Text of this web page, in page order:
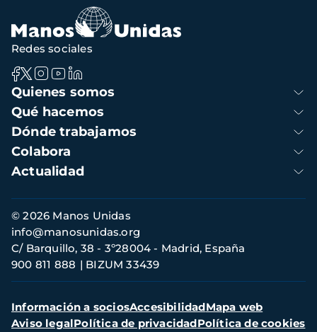
Navegación
principal
Quienes somos
Qué hacemos
Dónde trabajamos
Colabora
Actualidad
Redes sociales
Información
de
contacto
© 2026 Manos Unidas
C/ Barquillo, 38 - 3º28004 - Madrid, España
900 811 888
BIZUM 33439
info@manosunidas.org
Menú
secundario
Información a sociosAccesibilidadMapa web
Aviso legalPolítica de privacidadPolítica de cookies